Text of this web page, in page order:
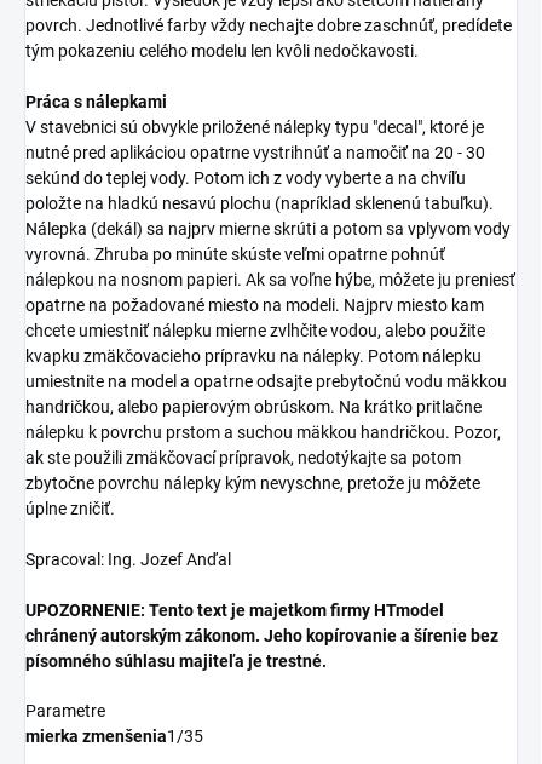
povrch. Jednotlivé farby vždy nechajte dobre zaschnúť, predídete
tým pokazeniu celého modelu len kvôli nedočkavosti.
Práca s nálepkami
V stavebnici sú obvykle priložené nálepky typu "decal", ktoré je
nutné pred aplikáciou opatrne vystrihnúť a namočiť na 20 - 30
sekúnd do teplej vody. Potom ich z vody vyberte a na chvíľu
položte na hladkú nesavú plochu (napríklad sklenenú tabuľku).
Nálepka (dekál) sa najprv mierne skrúti a potom sa vplyvom vody
vyrovná. Zhruba po minúte skúste veľmi opatrne pohnúť
nálepkou na nosnom papieri. Ak sa voľne hýbe, môžete ju preniesť
opatrne na požadované miesto na modeli. Najprv miesto kam
chcete umiestniť nálepku mierne zvlhčite vodou, alebo použite
kvapku zmäkčovacieho prípravku na nálepky. Potom nálepku
umiestnite na model a opatrne odsajte prebytočnú vodu mäkkou
handričkou, alebo papierovým obrúskom. Na krátko pritlačne
nálepku k povrchu prstom a suchou mäkkou handričkou. Pozor,
ak ste použili zmäkčovací prípravok, nedotýkajte sa potom
zbytočne povrchu nálepky kým nevyschne, pretože ju môžete
úplne zničiť.
Spracoval: Ing. Jozef Anďal
UPOZORNENIE: Tento text je majetkom firmy HTmodel
chránený autorským zákonom. Jeho kopírovanie a šírenie bez
písomného súhlasu majiteľa je trestné.
Parametre
mierka zmenšenia1/35